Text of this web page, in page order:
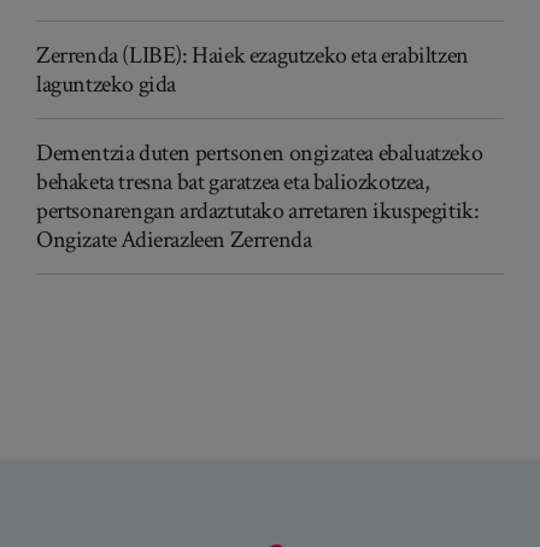
Zerrenda (LIBE): Haiek ezagutzeko eta erabiltzen
laguntzeko gida
Dementzia duten pertsonen ongizatea ebaluatzeko
behaketa tresna bat garatzea eta baliozkotzea,
pertsonarengan ardaztutako arretaren ikuspegitik:
Ongizate Adierazleen Zerrenda